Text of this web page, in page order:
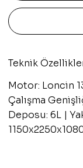
Teknik
Motor: Loncin
Çalışma
Deposu: 6L |